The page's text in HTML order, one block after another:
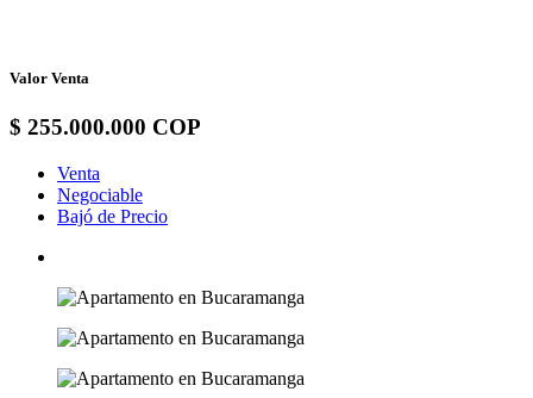
Valor Venta
$ 255.000.000 COP
Venta
Negociable
Bajó de Precio